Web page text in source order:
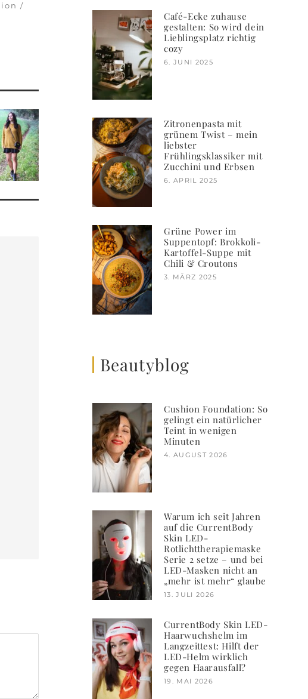
Café-Ecke zuhause
gestalten: So wird dein
Lieblingsplatz richtig
cozy
6. JUNI 2025
Zitronenpasta mit
grünem Twist – mein
liebster
Frühlingsklassiker mit
Zucchini und Erbsen
6. APRIL 2025
Grüne Power im
Suppentopf: Brokkoli-
Kartoffel-Suppe mit
Chili & Croutons
3. MÄRZ 2025
Beautyblog
Cushion Foundation: So
gelingt ein natürlicher
Teint in wenigen
Minuten
4. AUGUST 2026
Warum ich seit Jahren
auf die CurrentBody
Skin LED-
Rotlichttherapiemaske
Serie 2 setze – und bei
LED-Masken nicht an
„mehr ist mehr“ glaube
13. JULI 2026
CurrentBody Skin LED-
Haarwuchshelm im
Langzeittest: Hilft der
LED-Helm wirklich
gegen Haarausfall?
19. MAI 2026